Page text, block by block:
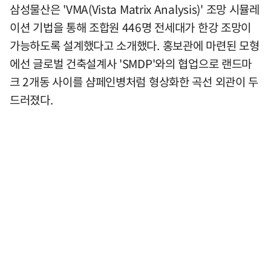
삼성물산은 'VMA(Vista Matrix Analysis)' 조망 시뮬레
이션 기법을 통해 조합원 446명 전세대가 한강 조망이
가능하도록 설계했다고 소개했다. 홍보관에 마련된 모형
에선 글로벌 건축설계사 'SMDP'와의 협업으로 랜드마
크 2개동 사이를 샴페인병처럼 형상화한 곡선 외관이 두
드러졌다.